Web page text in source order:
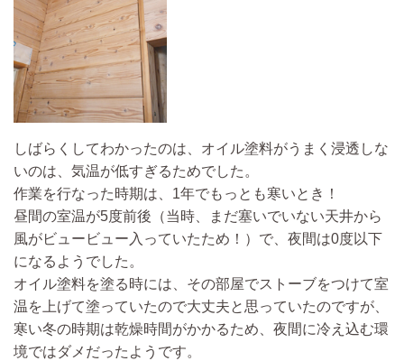
しばらくしてわかったのは、オイル塗料がうまく浸透しな
いのは、気温が低すぎるためでした。
作業を行なった時期は、1年でもっとも寒いとき！
昼間の室温が5度前後（当時、まだ塞いでいない天井から
風がビュービュー入っていたため！）で、夜間は0度以下
になるようでした。
オイル塗料を塗る時には、その部屋でストーブをつけて室
温を上げて塗っていたので大丈夫と思っていたのですが、
寒い冬の時期は乾燥時間がかかるため、夜間に冷え込む環
境ではダメだったようです。